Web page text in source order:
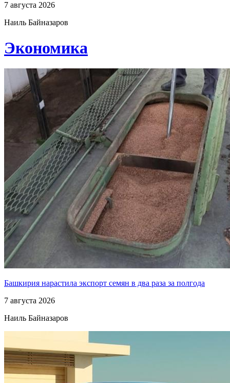
7 августа 2026
Наиль Байназаров
Экономика
Башкирия нарастила экспорт семян в два раза за полгода
7 августа 2026
Наиль Байназаров